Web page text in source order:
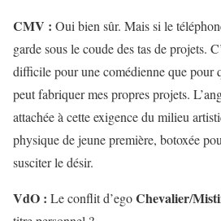
CMV : Oui bien sûr. Mais si le
garde sous le coude des tas de projets.
difficile pour une comédienne que pour
peut fabriquer mes propres projets.
attachée à cette exigence du milieu
physique de jeune première, botoxée
susciter le désir.
VdO : Le conflit d’egoChevalier/